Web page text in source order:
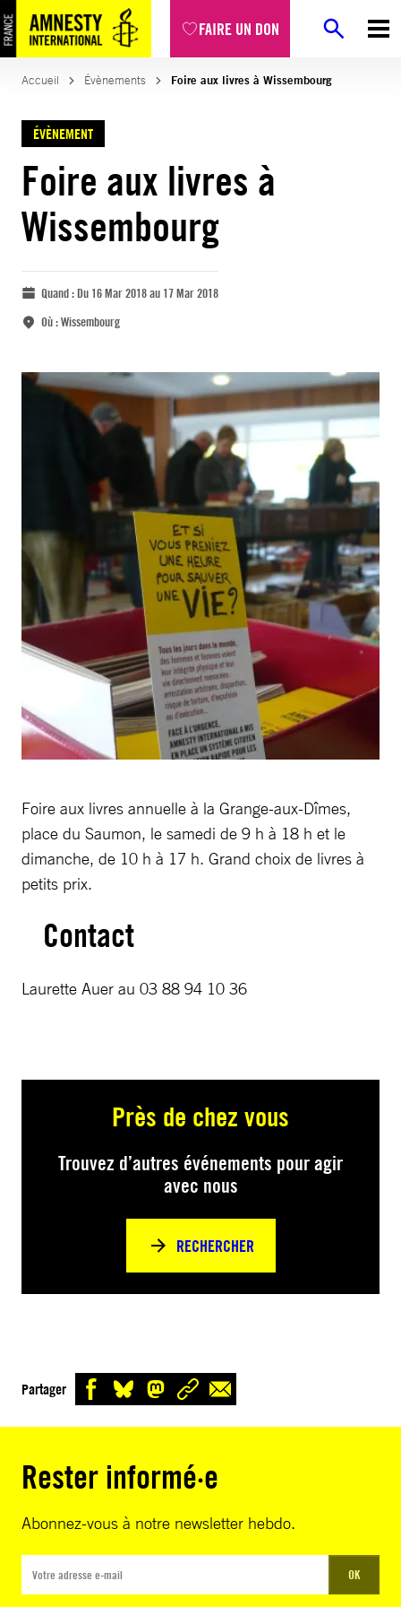
FAIRE UN DON
Accueil Évènements Foire aux livres à Wissembourg
ÉVÈNEMENT
Foire aux livres à
Wissembourg
Quand :Du 16 Mar 2018 au 17 Mar 2018
Où :Wissembourg
Foire aux livres annuelle à la Grange-aux-Dîmes,
place du Saumon, le samedi de 9 h à 18 h et le
dimanche, de 10 h à 17 h. Grand choix de livres à
petits prix.
Contact
Laurette Auer au 03 88 94 10 36
Près de chez vous
Trouvez d’autres événements pour agir
avec nous
RECHERCHER
Partager
Rester informé·e
Abonnez-vous à notre newsletter hebdo.
OK